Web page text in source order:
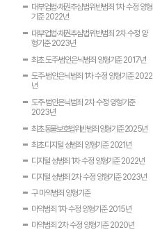
대부업법·채권추심법위반범죄 1차 수정 양형
기준 2022년
대부업법·채권추심법위반범죄 2차 수정 양
형기준 2023년
최초 도주·범인은닉범죄 양형기준 2017년
도주·범인은닉범죄 1차 수정 양형기준 2022
년
도주·범인은닉범죄 2차 수정 양형기준
2023년
최초 동물보호법위반범죄 양형기준 2025년
최초 디지털 성범죄 양형기준 2021년
디지털 성범죄 1차 수정 양형기준 2022년
디지털 성범죄 2차 수정 양형기준 2023년
구 마약범죄 양형기준
마약범죄 1차 수정 양형기준 2015년
마약범죄 2차 수정 양형기준 2020년